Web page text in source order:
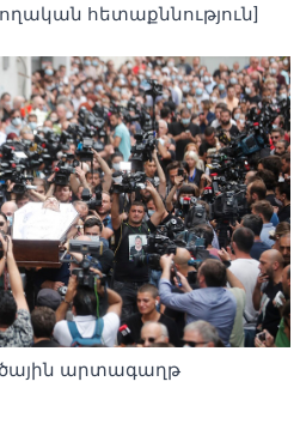
հետաքննություն]
արտագաղթ